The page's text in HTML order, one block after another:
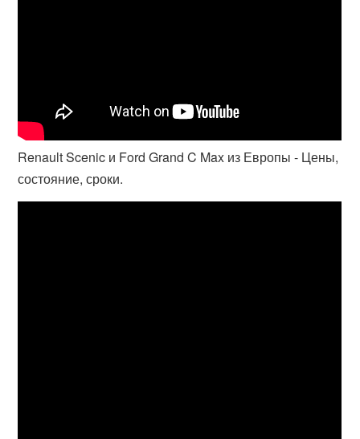
Renault Scenic и Ford Grand C Max из Европы - Цены,
состояние, сроки.